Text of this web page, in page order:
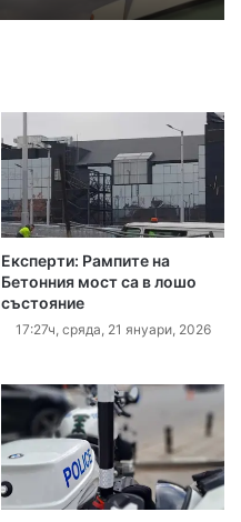
Експерти: Рампите на
Бетонния мост са в лошо
състояние
17:27ч, сряда, 21 януари, 2026